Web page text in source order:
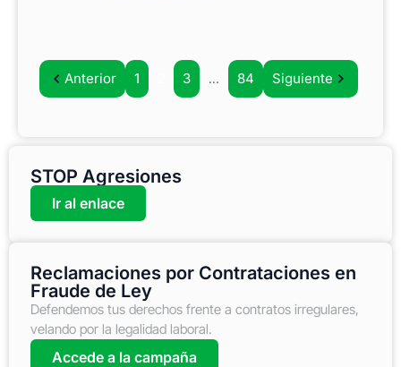
Anterior 1 3 … 84 Siguiente
STOP Agresiones
Ir al enlace
Reclamaciones por Contrataciones en
Fraude de Ley
Defendemos tus derechos frente a contratos irregulares,
velando por la legalidad laboral.
Accede a la campaña